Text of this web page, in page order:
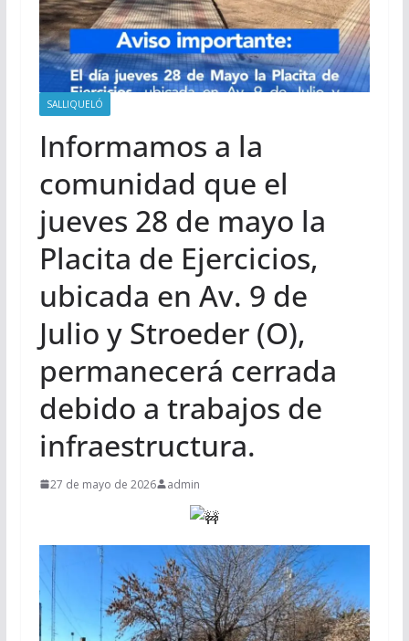
SALLIQUELÓ
Informamos a la
comunidad que el
jueves 28 de mayo la
Placita de Ejercicios,
ubicada en Av. 9 de
Julio y Stroeder (O),
permanecerá cerrada
debido a trabajos de
infraestructura.
27 de mayo de 2026 admin